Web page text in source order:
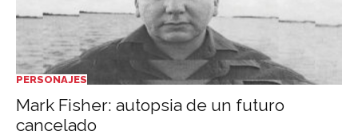
PERSONAJES
Mark Fisher: autopsia de un futuro
cancelado